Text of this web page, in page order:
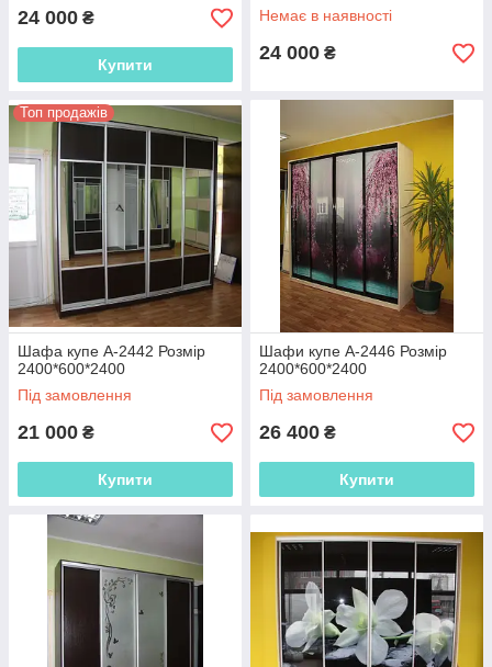
24 000 ₴
Купити
Немає в наявності
24 000 ₴
Топ продажів
Шафа купе А-2442 Розмір
2400*600*2400
Під замовлення
21 000 ₴
Купити
Шафи купе А-2446 Розмір
2400*600*2400
Під замовлення
26 400 ₴
Купити